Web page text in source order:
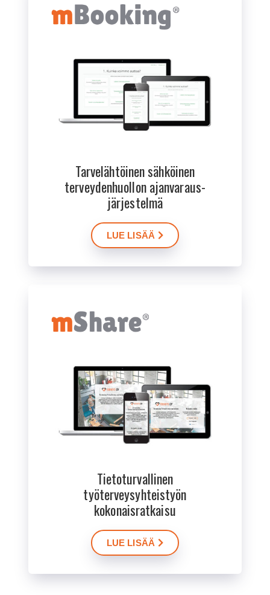
Tarvelähtöinen sähköinen
terveydenhuollon ajanvaraus­
järjestelmä
LUE LISÄÄ
Tietoturvallinen
työterveysyhteistyön
kokonaisratkaisu
LUE LISÄÄ